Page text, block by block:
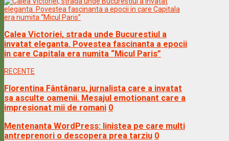
Calea Victoriei, strada unde Bucurestiul a
invatat eleganta. Povestea fascinanta a epocii
in care Capitala era numita “Micul Paris”
RECENTE
Florentina Fântânaru, jurnalista care a invatat
sa asculte oamenii. Mesajul emotionant care a
impresionat mii de romani 0
Mentenanta WordPress: linistea pe care multi
antreprenori o descopera prea tarziu 0